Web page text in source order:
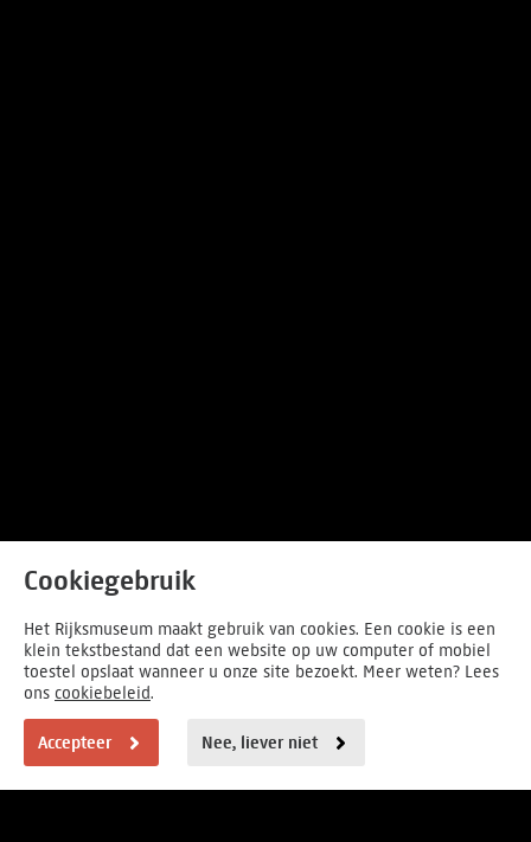
Cookiegebruik
Het Rijksmuseum maakt gebruik van cookies. Een cookie is een
klein tekstbestand dat een website op uw computer of mobiel
toestel opslaat wanneer u onze site bezoekt. Meer weten? Lees
ons cookiebeleid.
Accepteer Nee, liever niet